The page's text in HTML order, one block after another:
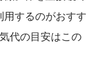
用するのがおすす
代の目安はこの